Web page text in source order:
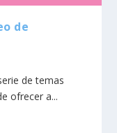
de
de temas
ofrecer a...